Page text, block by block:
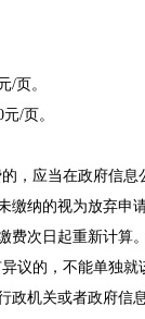
/页。
/页。
，应当在政府信
缴纳的视为放弃申
费次日起重新计算
议的，不能单独
政机关或者政府